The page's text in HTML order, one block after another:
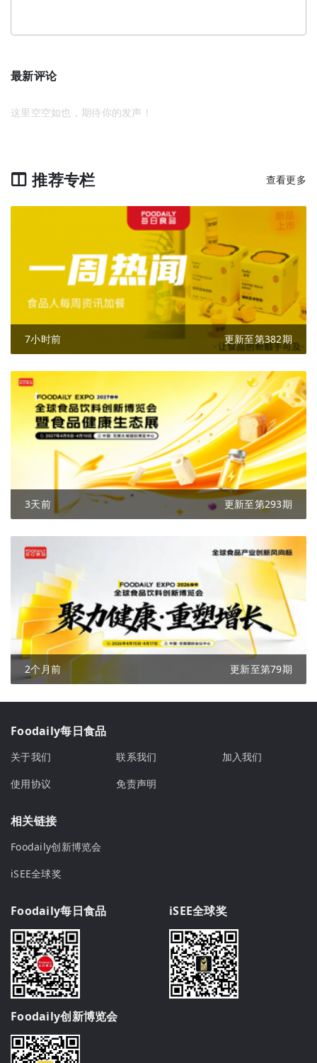
最新评论
这里空空如也，期待你的发声！
推荐专栏 查看更多
7小时前 更新至第382期
3天前 更新至第293期
2个月前 更新至第79期
Foodaily每日食品
关于我们 联系我们
加入我们
使用协议
免责声明
相关链接
Foodaily创新博览会
iSEE全球奖
Foodaily每日食品 iSEE全球奖
Foodaily创新博览会